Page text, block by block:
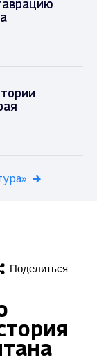
Поделиться